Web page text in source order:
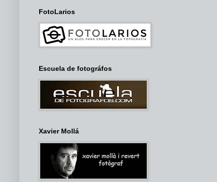
FotoLarios
Escuela de fotográfos
Xavier Mollá